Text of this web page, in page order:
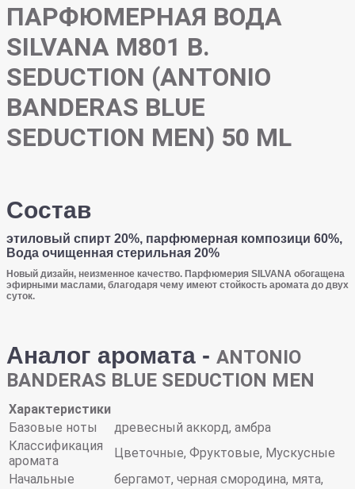
ПАРФЮМЕРНАЯ ВОДА
SILVANA M801 B.
SEDUCTION (ANTONIO
BANDERAS BLUE
SEDUCTION MEN) 50 ML
Состав
этиловый спирт 20%, парфюмерная композици 60%,
Вода очищенная стерильная 20%
Новый дизайн, неизменное качество. Парфюмерия SILVANA обогащена
эфирными маслами, благодаря чему имеют стойкость аромата до двух
суток.
Аналог аромата - ANTONIO
BANDERAS BLUE SEDUCTION MEN
Характеристики
Базовые ноты
древесный аккорд, амбра
Классификация
аромата
Цветочные, Фруктовые, Мускусные
Начальные
бергамот, черная смородина, мята,